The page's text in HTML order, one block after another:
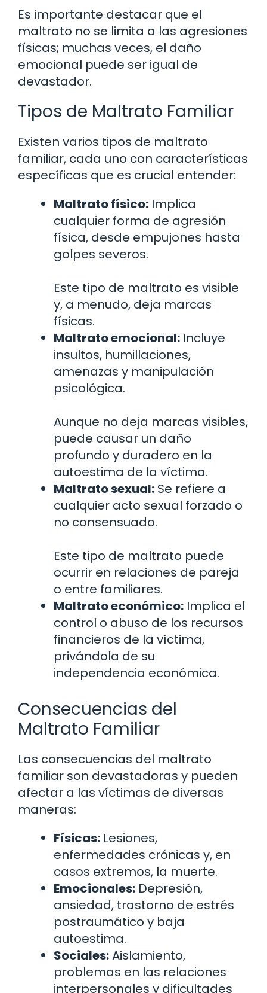
Es importante destacar que el
maltrato no se limita a las agresiones
físicas; muchas veces, el daño
emocional puede ser igual de
devastador.
Tipos de Maltrato Familiar
Existen varios tipos de maltrato
familiar, cada uno con características
específicas que es crucial entender:
Maltrato físico: Implica
cualquier forma de agresión
física, desde empujones hasta
golpes severos.
Este tipo de maltrato es visible
y, a menudo, deja marcas
físicas.
Maltrato emocional: Incluye
insultos, humillaciones,
amenazas y manipulación
psicológica.
Aunque no deja marcas visibles,
puede causar un daño
profundo y duradero en la
autoestima de la víctima.
Maltrato sexual: Se refiere a
cualquier acto sexual forzado o
no consensuado.
Este tipo de maltrato puede
ocurrir en relaciones de pareja
o entre familiares.
Maltrato económico: Implica el
control o abuso de los recursos
financieros de la víctima,
privándola de su
independencia económica.
Consecuencias del
Maltrato Familiar
Las consecuencias del maltrato
familiar son devastadoras y pueden
afectar a las víctimas de diversas
maneras:
Físicas: Lesiones,
enfermedades crónicas y, en
casos extremos, la muerte.
Emocionales: Depresión,
ansiedad, trastorno de estrés
postraumático y baja
autoestima.
Sociales:Aislamiento,
problemas en las relaciones
interpersonales y dificultades